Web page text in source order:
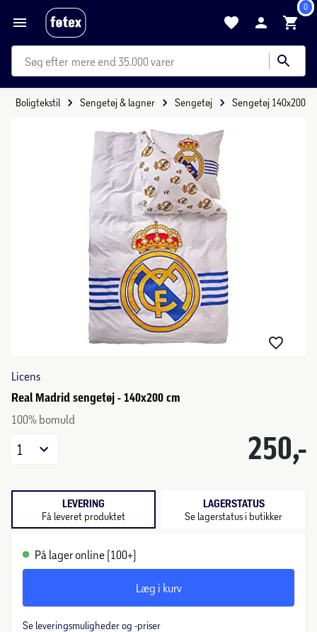
0
mere end 35.000 varer
Boligtekstil Sengetøj & lagner Sengetøj Sengetøj 140x200
Licens
Real Madrid sengetøj - 140x200 cm
100% bomuld
250,-
1
LEVERING
Få leveret produktet
LAGERSTATUS
Se lagerstatus i butikker
På lager online (100+)
Læg i kurv
Se leveringsmuligheder og -priser